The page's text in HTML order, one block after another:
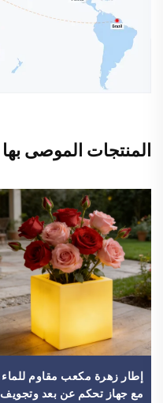
المنتجات الموصى بها
إطار زهرة مكعب مقاوم للماء
مع جهاز تحكم عن بعد وتجويف